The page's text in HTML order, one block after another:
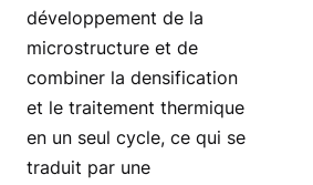
développement de la
microstructure et de
combiner la densification
et le traitement thermique
en un seul cycle, ce qui se
traduit par une